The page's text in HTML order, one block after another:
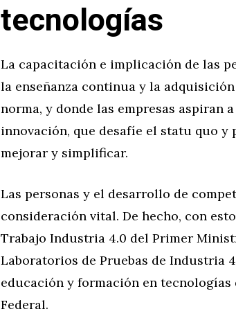
tecnologías
La capacitación e implicación de las
la enseñanza continua y la
norma, y donde las empresas aspiran
innovación, que desafíe el statu quo
mejorar y simplificar.
Las personas y el desarrollo de
consideración vital. De hecho, con
Trabajo Industria 4.0 del Primer
Laboratorios de Pruebas de Industria
educación y formación en
Federal.